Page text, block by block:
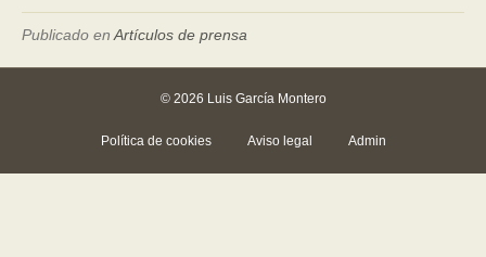
Publicado en Artículos de prensa
© 2026 Luis García Montero
Política de cookies Aviso legal Admin